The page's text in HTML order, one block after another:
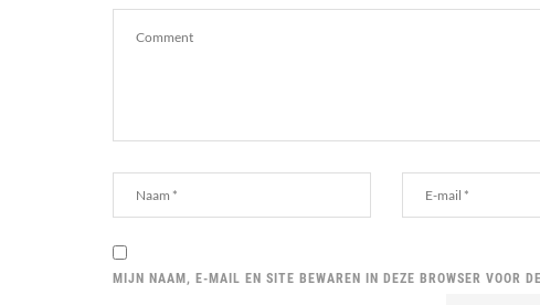
MIJN NAAM, E-MAIL EN SITE BEWAREN IN DEZE BROWSER VOOR